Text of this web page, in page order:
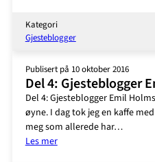
5:
Gjesteblogger
Holmström
Kategori
Gjesteblogger
Publisert på 10 oktober 2016
Del 4: Gjesteblogger
Del 4: Gjesteblogger Emil
øyne. I dag tok jeg en kaffe
meg som allerede har…
Les mer: